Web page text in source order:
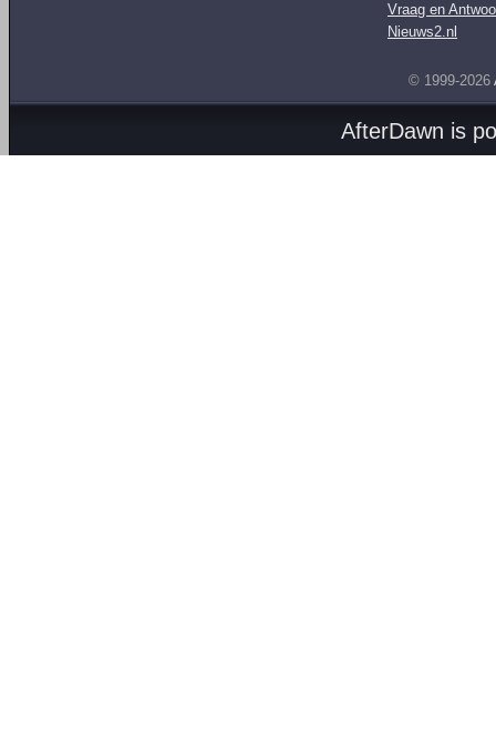
Vraag en
Nieuws2.nl
© 1999-2026
AfterDawn is